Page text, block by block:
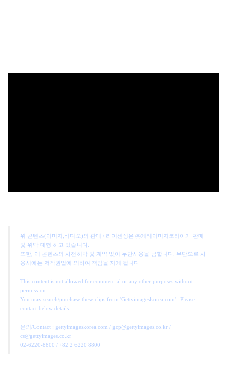
위 콘텐츠(이미지,비디오)의 판매 / 라이센싱은 ㈜게티이미지코리아가 판매
및 위탁 대행 하고 있습니다.
또한, 이 콘텐츠의 사전허락 및 계약 없이 무단사용을 금합니다. 무단으로 사
용시에는 저작권법에 의하여 책임을 지게 됩니다
This content is not allowed for commercial or any other purposes without
permission.
You may search/purchase these clips from 'Gettyimageskorea.com' . Please
contact below details.
문의/Contact : gettyimageskorea.com / gcp@gettyimages.co.kr /
cs@gettyimages.co.kr
02-6220-8800 / +82 2 6220 8800